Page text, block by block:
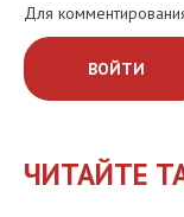
Для
ВОЙТИ
ЧИТАЙТЕ